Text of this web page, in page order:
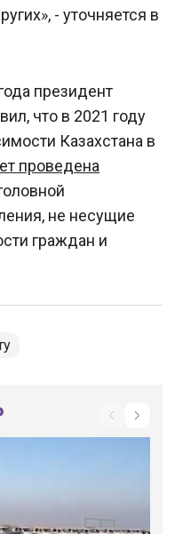
- уточняется в
президент
что в 2021 году
Казахстана в
проведена
не несущие
граждан и